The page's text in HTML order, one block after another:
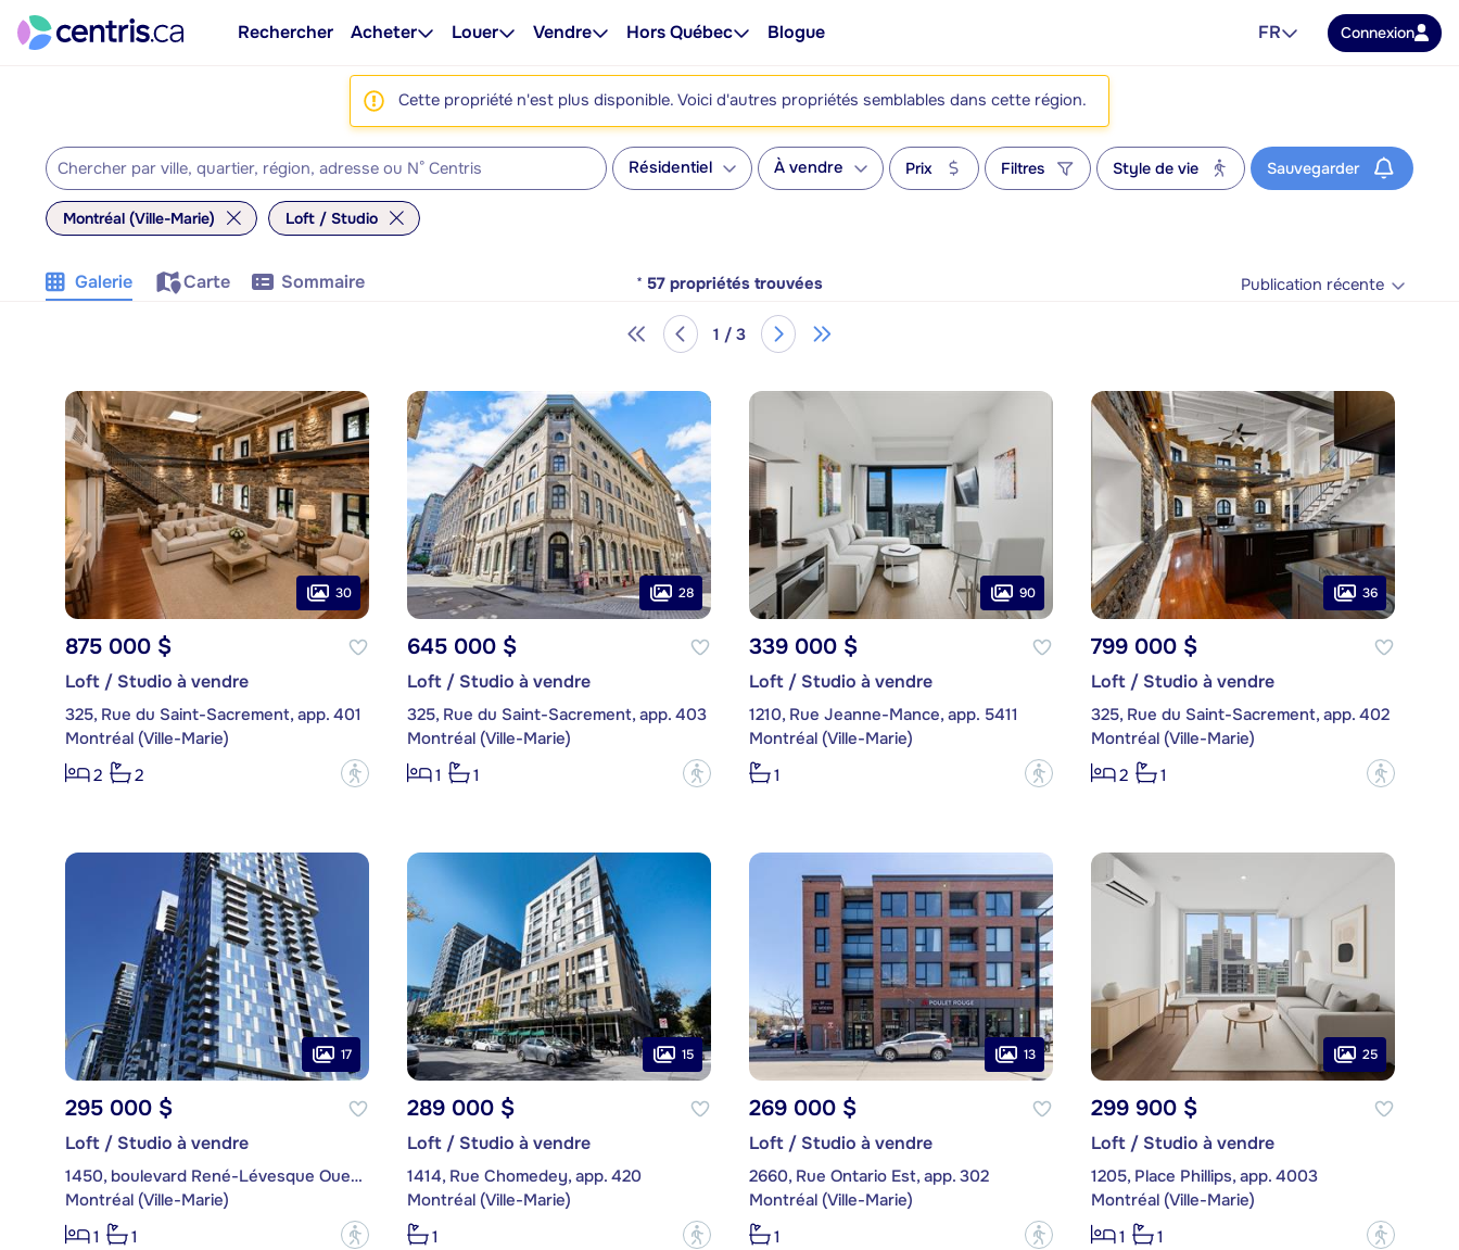
Rechercher Acheter Louer Vendre Hors Québec Blogue FR Connexion
Cette propriété n'est plus disponible. Voici d'autres propriétés semblables dans cette région.
Résidentiel À vendre Prix Filtres Style de vie Sauvegarder
Montréal (Ville-Marie) Loft / Studio
Galerie Carte Sommaire * 57 propriétés trouvées Publication récente
1 / 3
30
875 000 $
Loft / Studio à vendre
325, Rue du Saint-Sacrement, app. 401
Montréal (Ville-Marie)
2
2 ?
28
645 000 $
Loft / Studio à vendre
325, Rue du Saint-Sacrement, app. 403
Montréal (Ville-Marie)
1
1 ?
90
339 000 $
Loft / Studio à vendre
1210, Rue Jeanne-Mance, app. 5411
Montréal (Ville-Marie)
1
?
36
799 000 $
Loft / Studio à vendre
325, Rue du Saint-Sacrement, app. 402
Montréal (Ville-Marie)
2
1 ?
17
295 000 $
Loft / Studio à vendre
1450, boulevard René-Lévesque Ouest, app. 1507
Montréal (Ville-Marie)
1
1 ?
15
289 000 $
Loft / Studio à vendre
1414, Rue Chomedey, app. 420
Montréal (Ville-Marie)
1
?
13
269 000 $
Loft / Studio à vendre
2660, Rue Ontario Est, app. 302
Montréal (Ville-Marie)
1
?
25
299 900 $
Loft / Studio à vendre
1205, Place Phillips, app. 4003
Montréal (Ville-Marie)
1
1 ?